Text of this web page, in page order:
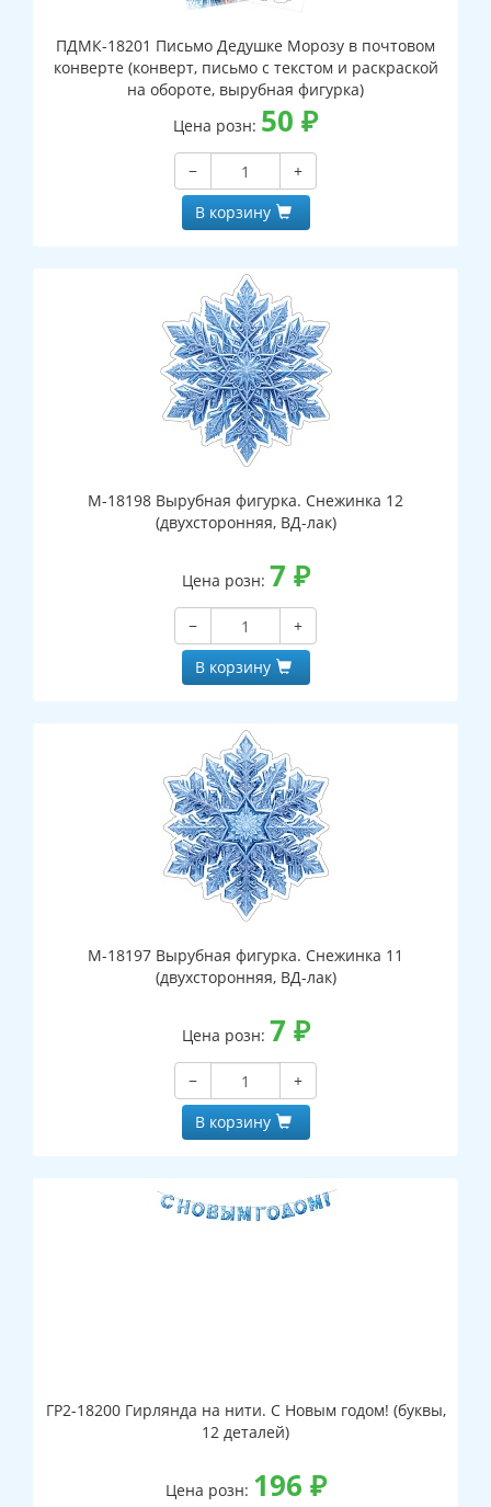
ПДМК-18201 Письмо Дедушке Морозу в почтовом
конверте (конверт, письмо с текстом и раскраской
на обороте, вырубная фигурка)
Цена розн: 50 ₽
−
+
В корзину
М-18198 Вырубная фигурка. Снежинка 12
(двухсторонняя, ВД-лак)
Цена розн: 7 ₽
−
+
В корзину
М-18197 Вырубная фигурка. Снежинка 11
(двухсторонняя, ВД-лак)
Цена розн: 7 ₽
−
+
В корзину
ГР2-18200 Гирлянда на нити. С Новым годом! (буквы,
12 деталей)
Цена розн: 196 ₽